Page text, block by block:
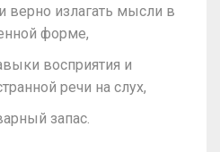
верно излагать мысли в
форме,
восприятия и
речи на слух,
запас.